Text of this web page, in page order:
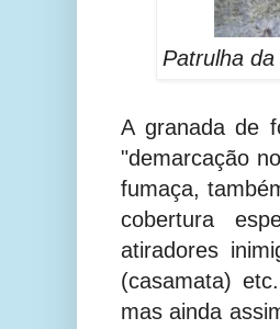
Patrulha
A granada de
"demarcação
fumaça,
cobertura
atiradores
(casamata)
mas ainda